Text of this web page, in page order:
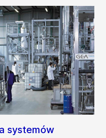
systemów